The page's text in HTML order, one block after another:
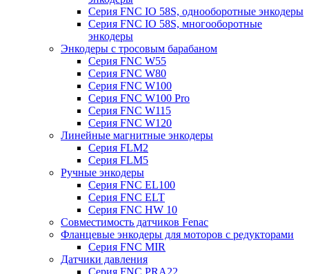
Серия FNC IO 58S, однооборотные энкодеры
Серия FNC IO 58S, многооборотные
энкодеры
Энкодеры с тросовым барабаном
Серия FNC W55
Серия FNC W80
Серия FNC W100
Серия FNC W100 Pro
Серия FNC W115
Серия FNC W120
Линейные магнитные энкодеры
Серия FLM2
Серия FLM5
Ручные энкодеры
Серия FNC EL100
Серия FNC ELT
Серия FNC HW 10
Совместимость датчиков Fenac
Фланцевые энкодеры для моторов с редукторами
Серия FNC MIR
Датчики давления
Серия FNC PRA22